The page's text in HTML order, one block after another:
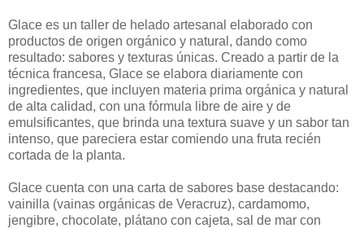
Glace es un taller de helado artesanal elaborado con
productos de origen orgánico y natural, dando como
resultado: sabores y texturas únicas. Creado a partir de la
técnica francesa, Glace se elabora diariamente con
ingredientes, que incluyen materia prima orgánica y natural
de alta calidad, con una fórmula libre de aire y de
emulsificantes, que brinda una textura suave y un sabor tan
intenso, que pareciera estar comiendo una fruta recién
cortada de la planta.
Glace cuenta con una carta de sabores base destacando:
vainilla (vainas orgánicas de Veracruz), cardamomo,
jengibre, chocolate, plátano con cajeta, sal de mar con